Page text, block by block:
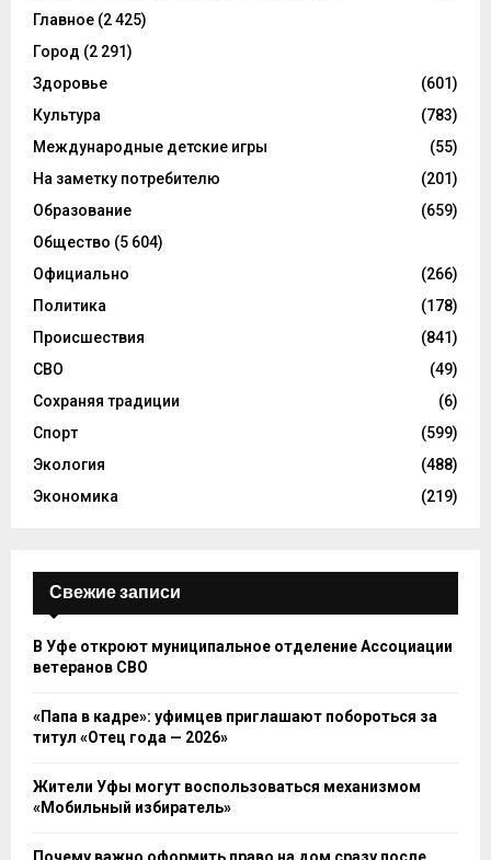
Главное (2 425)
Город (2 291)
Здоровье
(601)
Культура
(783)
Международные детские игры
(55)
На заметку потребителю
(201)
Образование
(659)
Общество (5 604)
Официально
(266)
Политика
(178)
Происшествия
(841)
СВО
(49)
Сохраняя традиции
(6)
Спорт
(599)
Экология
(488)
Экономика
(219)
Свежие записи
В Уфе откроют муниципальное отделение Ассоциации
ветеранов СВО
«Папа в кадре»: уфимцев приглашают побороться за
титул «Отец года — 2026»
Жители Уфы могут воспользоваться механизмом
«Мобильный избиратель»
Почему важно оформить право на дом сразу после